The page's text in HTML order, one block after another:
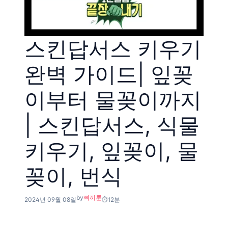
스킨답서스 키우기
완벽 가이드| 잎꽂
이부터 물꽂이까지
| 스킨답서스, 식물
키우기, 잎꽂이, 물
꽂이, 번식
2024년 09월 08일 by삐끼룬 12분